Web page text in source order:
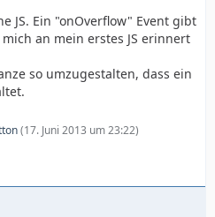
JS. Ein "onOverflow" Event gibt
an mein erstes JS erinnert
so umzugestalten, dass ein
(17. Juni 2013 um 23:22)